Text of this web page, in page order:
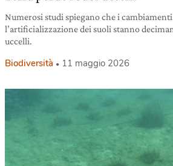
Numerosi studi spiegano che i
l’artificializzazione dei suoli stanno
uccelli.
Biodiversità 11 maggio 2026